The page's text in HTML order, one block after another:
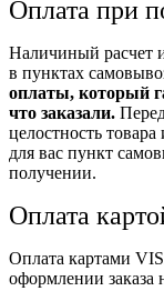
Оплата при
Наличиный расчет
в пунктах
оплаты, который
что заказали.
целостность
для вас пункт
получении.
Оплата
Оплата картами
оформлении заказа